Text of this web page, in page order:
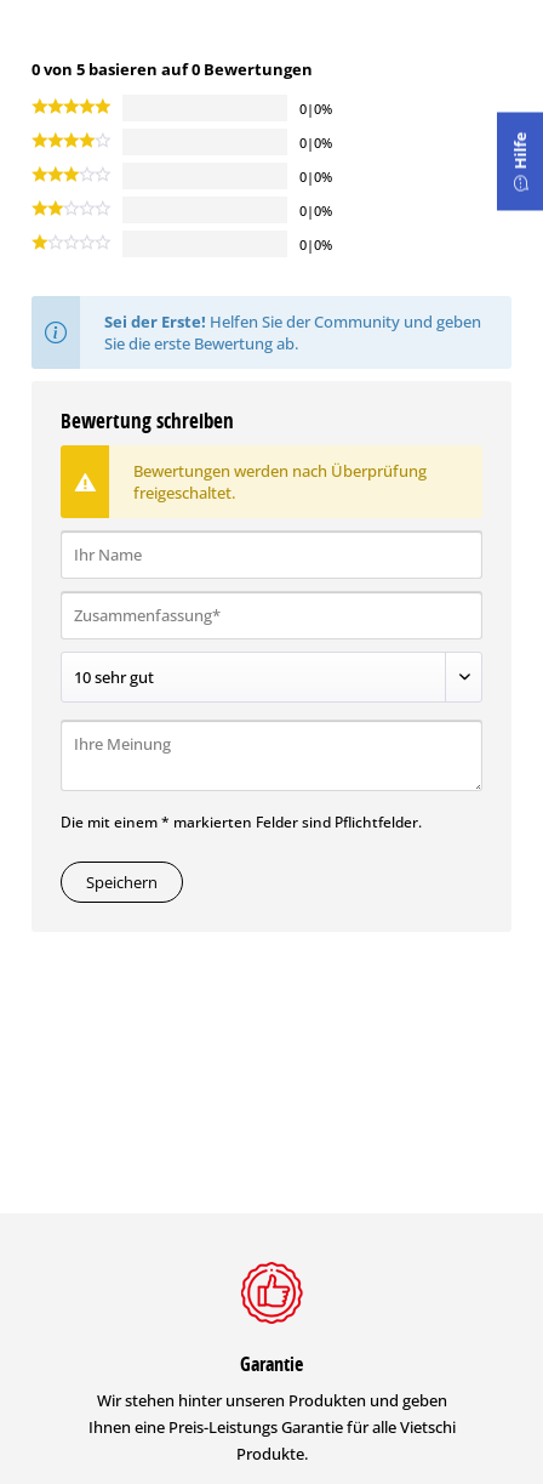
0 von 5 basieren auf 0 Bewertungen
0|0%
0|0%
0|0%
0|0%
0|0%
Sei der Erste! Helfen Sie der Community und geben
Sie die erste Bewertung ab.
Bewertung schreiben
Bewertungen werden nach Überprüfung
freigeschaltet.
Die mit einem * markierten Felder sind Pflichtfelder.
Speichern
Garantie
Wir stehen hinter unseren Produkten und geben
Ihnen eine Preis-Leistungs Garantie für alle Vietschi
Produkte.
Hilfe